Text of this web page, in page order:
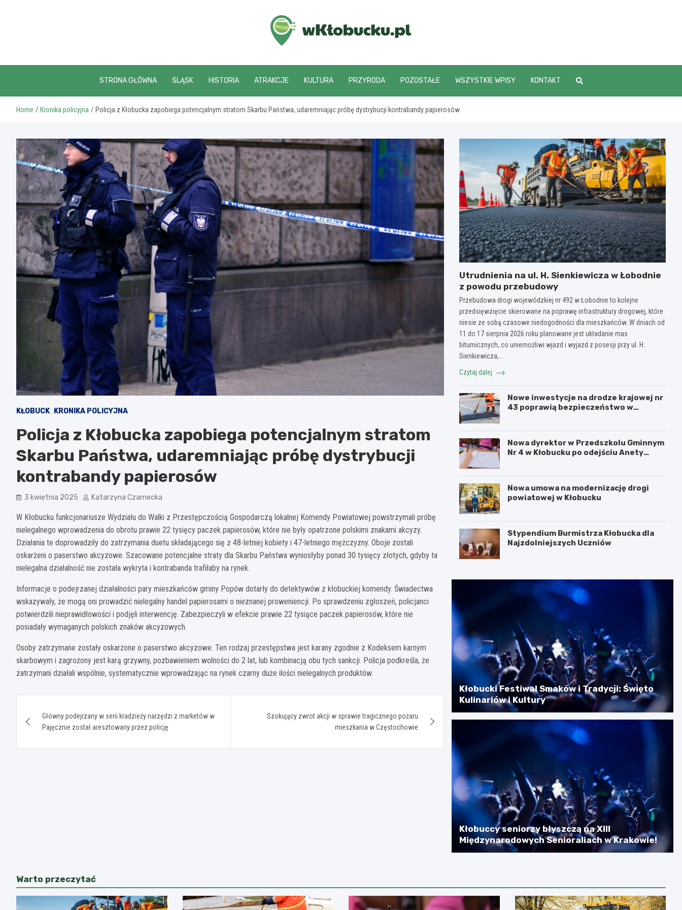
wKlobucku.pl
STRONA GŁÓWNA ŚLĄSK HISTORIA ATRAKCJE KULTURA PRZYRODA POZOSTAŁE WSZYSTKIE WPISY KONTAKT
Home Kronika policyjna Policja z Kłobucka zapobiega potencjalnym stratom Skarbu Państwa, udaremniając próbę dystrybucji kontrabandy papierosów
KŁOBUCK KRONIKA POLICYJNA
Policja z Kłobucka zapobiega potencjalnym stratom
Skarbu Państwa, udaremniając próbę dystrybucji
kontrabandy papierosów
3 kwietnia 2025 Katarzyna Czarnecka
W Kłobucku funkcjonariusze Wydziału do Walki z Przestępczością Gospodarczą lokalnej Komendy Powiatowej powstrzymali próbę
nielegalnego wprowadzenia do obrotu prawie 22 tysięcy paczek papierosów, które nie były opatrzone polskimi znakami akcyzy.
Działania te doprowadziły do zatrzymania duetu składającego się z 48-letniej kobiety i 47-letniego mężczyzny. Oboje zostali
oskarżeni o paserstwo akcyzowe. Szacowane potencjalne straty dla Skarbu Państwa wyniosłyby ponad 30 tysięcy złotych, gdyby ta
nielegalna działalność nie została wykryta i kontrabanda trafiłaby na rynek.
Informacje o podejrzanej działalności pary mieszkańców gminy Popów dotarły do detektywów z kłobuckiej komendy. Świadectwa
wskazywały, że mogą oni prowadzić nielegalny handel papierosami o nieznanej proweniencji. Po sprawdzeniu zgłoszeń, policjanci
potwierdzili nieprawidłowości i podjęli interwencję. Zabezpieczyli w efekcie prawie 22 tysiące paczek papierosów, które nie
posiadały wymaganych polskich znaków akcyzowych.
Osoby zatrzymane zostały oskarżone o paserstwo akcyzowe. Ten rodzaj przestępstwa jest karany zgodnie z Kodeksem karnym
skarbowym i zagrożony jest karą grzywny, pozbawieniem wolności do 2 lat, lub kombinacją obu tych sankcji. Policja podkreśla, że
zatrzymani działali wspólnie, systematycznie wprowadzając na rynek czarny duże ilości nielegalnych produktów.
wpisu
Główny podejrzany w serii kradzieży narzędzi z marketów w
Pajęcznie został aresztowany przez policję
Szokujący zwrot akcji w sprawie tragicznego pożaru
mieszkania w Częstochowie
Utrudnienia na ul. H. Sienkiewicza w Łobodnie
z powodu przebudowy
Przebudowa drogi wojewódzkiej nr 492 w Łobodnie to kolejne
przedsięwzięcie skierowane na poprawę infrastruktury drogowej, które
niesie ze sobą czasowe niedogodności dla mieszkańców. W dniach od
11 do 17 sierpnia 2026 roku planowane jest układanie mas
bitumicznych, co uniemożliwi wjazd i wyjazd z posesji przy ul. H.
Sienkiewicza,…
Czytaj dalej
Nowe inwestycje na drodze krajowej nr
43 poprawią bezpieczeństwo w
Nowa dyrektor w Przedszkolu Gminnym
Nr 4 w Kłobucku po odejściu Anety
Nowa umowa na modernizację drogi
powiatowej w Kłobucku
Stypendium Burmistrza Kłobucka dla
Najzdolniejszych Uczniów
Kłobucki Festiwal Smaków i Tradycji: Święto
Kulinariów i Kultury
Kłobuccy seniorzy błyszczą na XIII
Międzynarodowych Senioraliach w Krakowie!
Warto przeczytać